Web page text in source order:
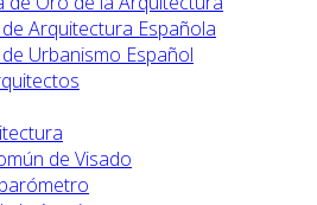
Arquitectura Española
Urbanismo Español
de Visado